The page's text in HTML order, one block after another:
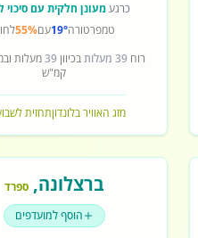
כרגעמעונן חלקית עם סיכוי
טמפרטורה19°עם55%
רוח39 מעלות בכיוון39מעלות
קמ"ש
מזג האוויר בלונדוןתחזית
ברצלונה,ספרד
הוסף למועדפים